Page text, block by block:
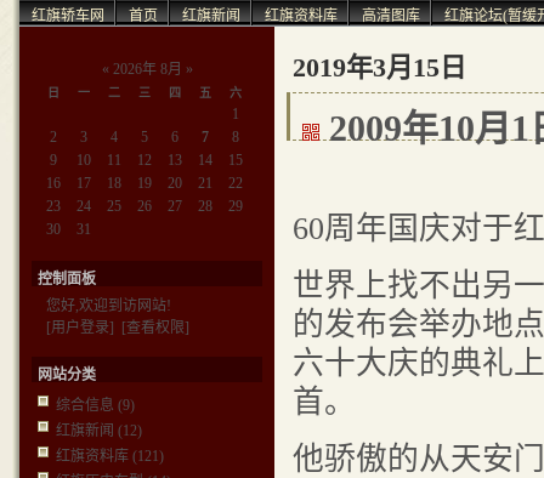
红旗轿车网 首页 红旗新闻 红旗资料库 高清图库 红旗论坛(暂缓
2019年3月15日
2009年10月
60周年国庆对于
世界上找不出另
的发布会举办地
六十大庆的典礼
首。
他骄傲的从天安
« 2026年 8月 »
日 一 二 三 四 五 六
1
2
3 4 5 6 7
8
9
10 11 12 13 14
15
16
17 18 19 20 21
22
23
24 25 26 27 28
29
30
31
控制面板
您好,欢迎到访网站!
[用户登录]
[查看权限]
网站分类
综合信息 (9)
红旗新闻 (12)
红旗资料库 (121)